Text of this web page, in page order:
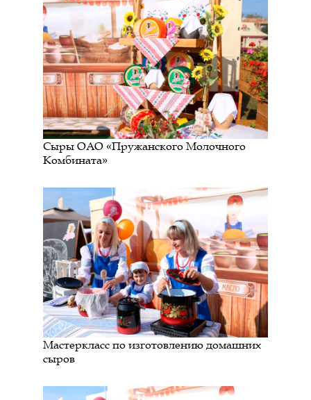
Сыры ОАО «Пружанского Молочного
Комбината»
Мастеркласс по изготовлению домашних
сыров